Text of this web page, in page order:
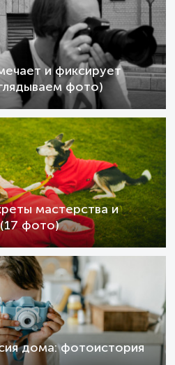
и фиксирует
фото)
мастерства и
фото)
дома: фотоистория